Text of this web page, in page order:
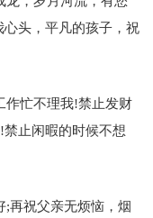
头，平凡的孩子，祝
作忙不理我!禁止发财
止闲暇的时候不想
;再祝父亲无烦恼，烟